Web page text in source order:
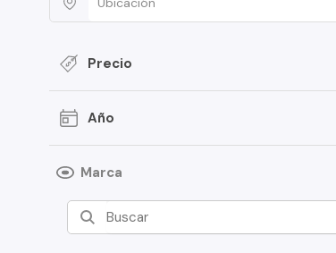
Precio
Año
Marca